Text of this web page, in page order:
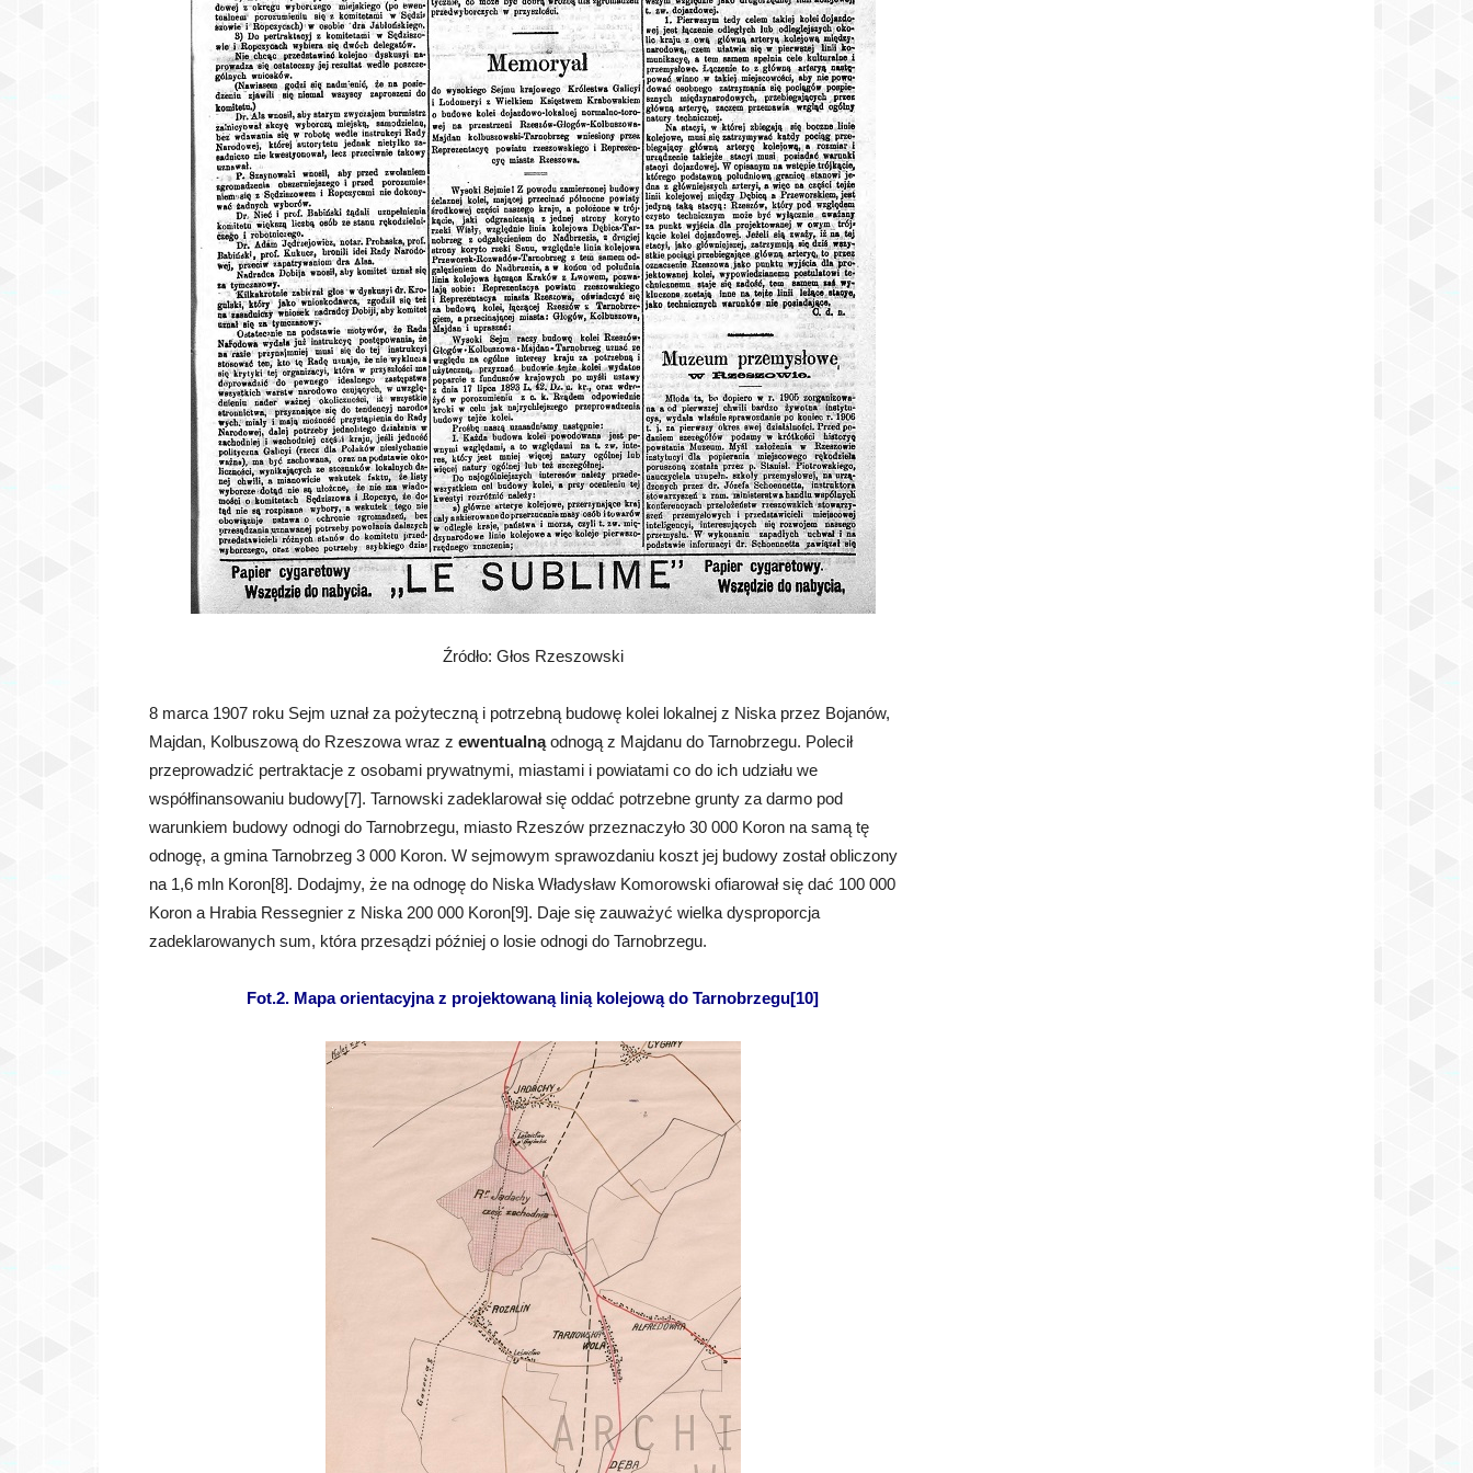
Źródło: Głos Rzeszowski
8 marca 1907 roku Sejm uznał za pożyteczną i potrzebną budowę kolei lokalnej z Niska przez Bojanów,
Majdan, Kolbuszową do Rzeszowa wraz z ewentualnąodnogą z Majdanu do Tarnobrzegu. Polecił
przeprowadzić pertraktacje z osobami prywatnymi, miastami i powiatami co do ich udziału we
współfinansowaniu budowy[7]. Tarnowski zadeklarował się oddać potrzebne grunty za darmo pod
warunkiem budowy odnogi do Tarnobrzegu, miasto Rzeszów przeznaczyło 30 000 Koron na samą tę
odnogę, a gmina Tarnobrzeg 3 000 Koron. W sejmowym sprawozdaniu koszt jej budowy został obliczony
na 1,6 mln Koron[8]. Dodajmy, że na odnogę do Niska Władysław Komorowski ofiarował się dać 100 000
Koron a Hrabia Ressegnier z Niska 200 000 Koron[9]. Daje się zauważyć wielka dysproporcja
zadeklarowanych sum, która przesądzi później o losie odnogi do Tarnobrzegu.
Fot.2. Mapa orientacyjna z projektowaną linią kolejową do Tarnobrzegu[10]